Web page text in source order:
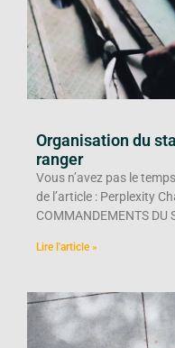
Organisation du
ranger
Vous n’avez pas le
de l’article : Perplexity
COMMANDEMENTS DU
Lire l'article »